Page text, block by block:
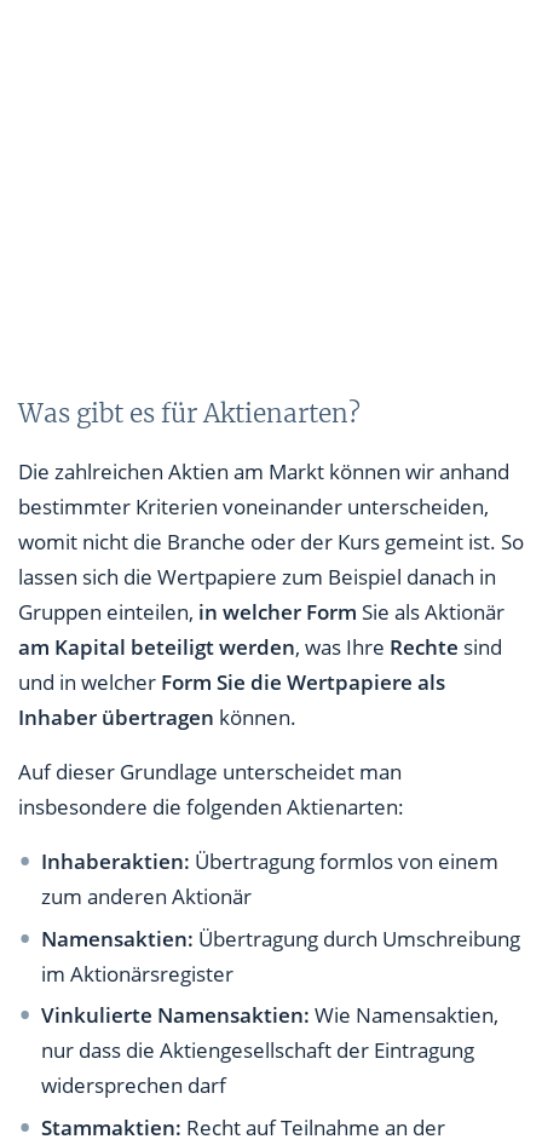
Was gibt es für Aktienarten?
Die zahlreichen Aktien am Markt können wir anhand
bestimmter Kriterien voneinander unterscheiden,
womit nicht die Branche oder der Kurs gemeint ist. So
lassen sich die Wertpapiere zum Beispiel danach in
Gruppen einteilen, in welcher Form Sie als Aktionär
am Kapital beteiligt werden, was Ihre Rechte sind
und in welcher Form Sie die Wertpapiere als
Inhaber übertragen können.
Auf dieser Grundlage unterscheidet man
insbesondere die folgenden Aktienarten:
Inhaberaktien: Übertragung formlos von einem
zum anderen Aktionär
Namensaktien: Übertragung durch Umschreibung
im Aktionärsregister
Vinkulierte Namensaktien:Wie Namensaktien,
nur dass die Aktiengesellschaft der Eintragung
widersprechen darf
Stammaktien: Recht auf Teilnahme an der